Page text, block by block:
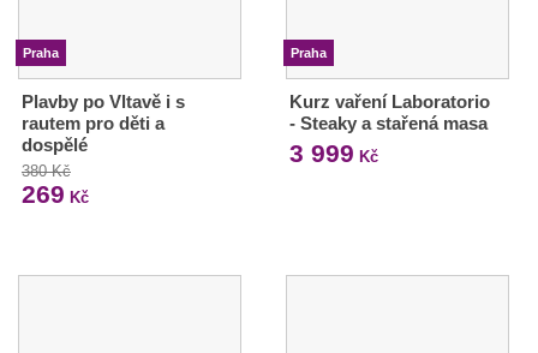
Praha
Plavby po Vltavě i s
rautem pro děti a
dospělé
380 Kč
269 Kč
Praha
Kurz vaření Laboratorio
- Steaky a stařená masa
3 999 Kč